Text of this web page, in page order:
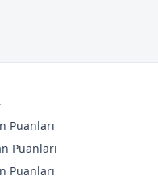
Puanları
Puanları
Puanları